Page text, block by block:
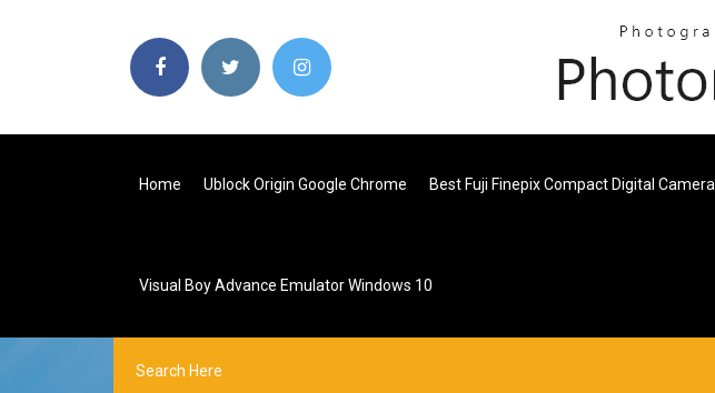
Home Ublock Origin Google Chrome Best Fuji Finepix Compact Digital Camera
Visual Boy Advance Emulator Windows 10